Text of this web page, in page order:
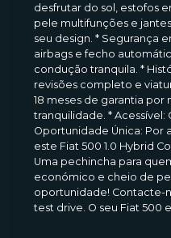
desfrutar do sol, estofos
pele multifunções e
seu design. * Segurança
airbags e fecho
condução tranquila. *
revisões completo e
18 meses de garantia por
tranquilidade. * Acessível:
Oportunidade Única: Por
este Fiat 500 1.0 Hybrid
Uma pechincha para
económico e cheio de
oportunidade! Contacte-
test drive. O seu Fiat 500